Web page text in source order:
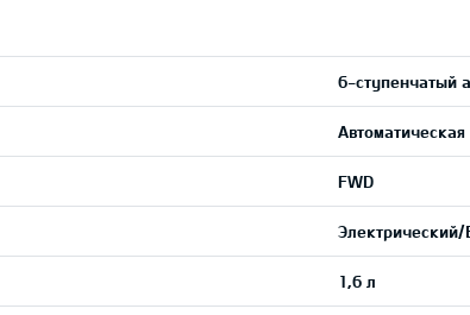
6-ступенчатый
Автоматическая
FWD
Электрический/
1,6 л